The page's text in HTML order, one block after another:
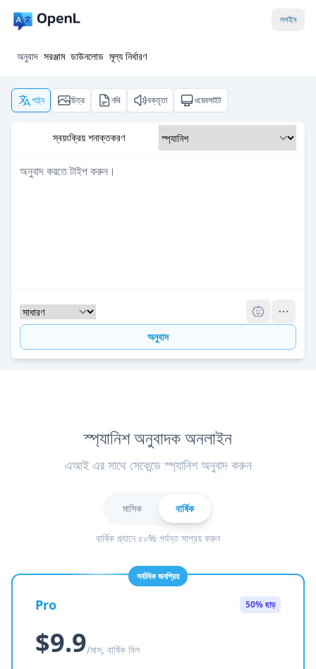
লগইন
অনুবাদ সরঞ্জাম ডাউনলোড মূল্য নির্ধারণ
পাঠ্য চিত্র নথি বক্তৃতা ওয়েবসাইট
স্বয়ংক্রিয় শনাক্তকরণ
অনুবাদ
স্প্যানিশ অনুবাদক অনলাইন
এআই এর সাথে সেকেন্ডে স্প্যানিশ অনুবাদ করুন
মাসিক বার্ষিক
বার্ষিক প্ল্যানে ৫০% পর্যন্ত সাশ্রয় করুন
সর্বাধিক জনপ্রিয়
Pro 50% ছাড়
$9.9/মাস, বার্ষিক বিল